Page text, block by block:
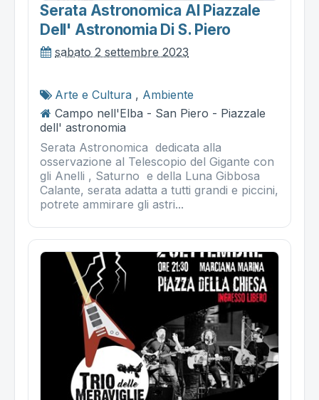
Serata Astronomica Al Piazzale
Dell' Astronomia Di S. Piero
sabato 2 settembre 2023
Arte e Cultura , Ambiente
Campo nell'Elba - San Piero - Piazzale
dell' astronomia
Serata Astronomica dedicata alla
osservazione al Telescopio del Gigante con
gli Anelli , Saturno e della Luna Gibbosa
Calante, serata adatta a tutti grandi e piccini,
potrete ammirare gli astri...